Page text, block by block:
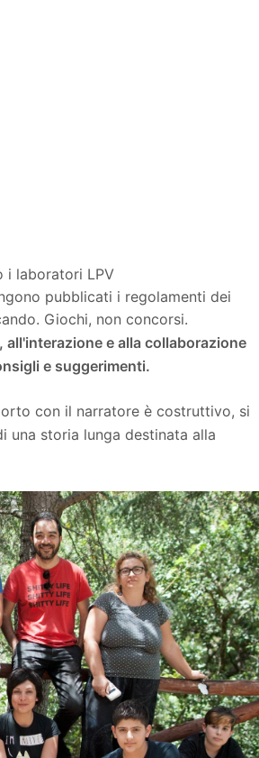
i laboratori LPV
pubblicati i regolamenti dei
Giochi, non concorsi.
e alla collaborazione
e suggerimenti.
con il narratore è costruttivo, si
una storia lunga destinata alla